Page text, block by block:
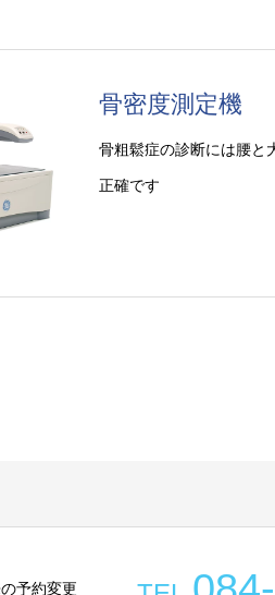
骨密度測定機
骨粗鬆症の診断には腰と
正確です
予約変更